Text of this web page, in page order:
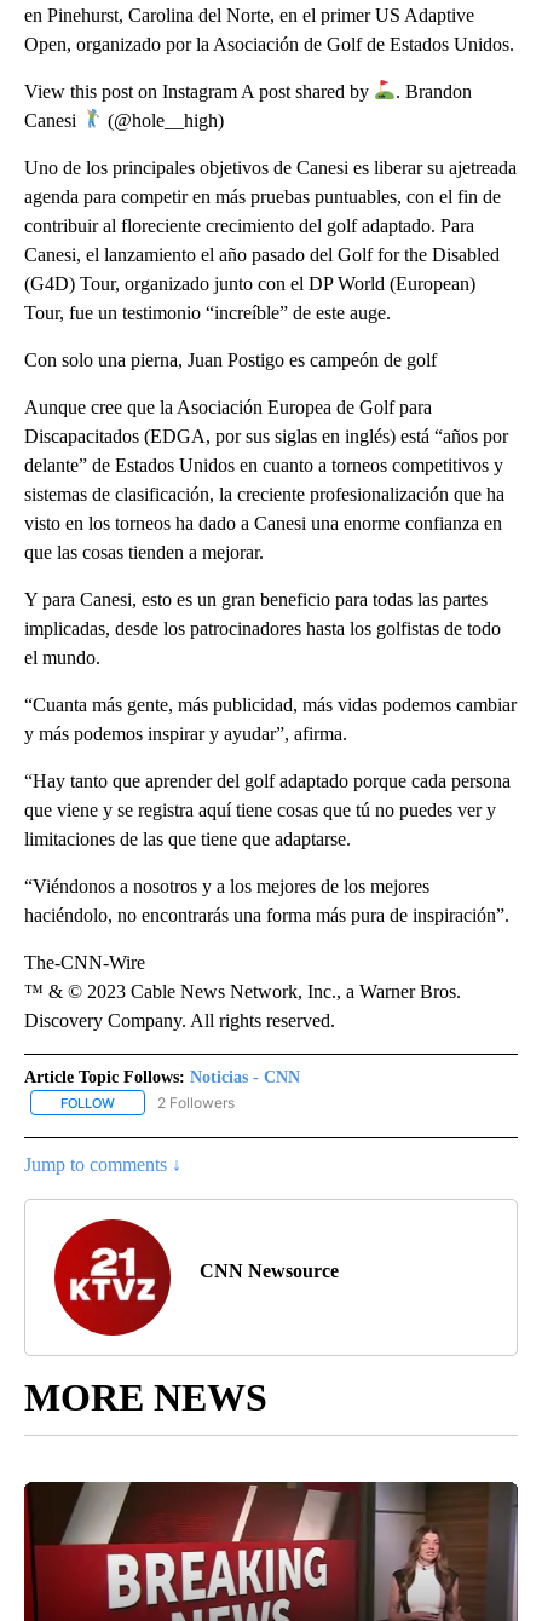
en Pinehurst, Carolina del Norte, en el primer US Adaptive
Open, organizado por la Asociación de Golf de Estados Unidos.
View this post on Instagram A post shared by
. Brandon
Canesi
(@hole__high)
Uno de los principales objetivos de Canesi es liberar su ajetreada
agenda para competir en más pruebas puntuables, con el fin de
contribuir al floreciente crecimiento del golf adaptado. Para
Canesi, el lanzamiento el año pasado del Golf for the Disabled
(G4D) Tour, organizado junto con el DP World (European)
Tour, fue un testimonio “increíble” de este auge.
Con solo una pierna, Juan Postigo es campeón de golf
Aunque cree que la Asociación Europea de Golf para
Discapacitados (EDGA, por sus siglas en inglés) está “años por
delante” de Estados Unidos en cuanto a torneos competitivos y
sistemas de clasificación, la creciente profesionalización que ha
visto en los torneos ha dado a Canesi una enorme confianza en
que las cosas tienden a mejorar.
Y para Canesi, esto es un gran beneficio para todas las partes
implicadas, desde los patrocinadores hasta los golfistas de todo
el mundo.
“Cuanta más gente, más publicidad, más vidas podemos cambiar
y más podemos inspirar y ayudar”, afirma.
“Hay tanto que aprender del golf adaptado porque cada persona
que viene y se registra aquí tiene cosas que tú no puedes ver y
limitaciones de las que tiene que adaptarse.
“Viéndonos a nosotros y a los mejores de los mejores
haciéndolo, no encontrarás una forma más pura de inspiración”.
The-CNN-Wire
™ & © 2023 Cable News Network, Inc., a Warner Bros.
Discovery Company. All rights reserved.
Article Topic Follows: Noticias - CNN
FOLLOW FOLLOW "NOTICIAS - CNN" TO RECEIVE NOTIFICATIONS ABOUT
2 Followers
Jump to comments ↓
CNN Newsource
MORE NEWS